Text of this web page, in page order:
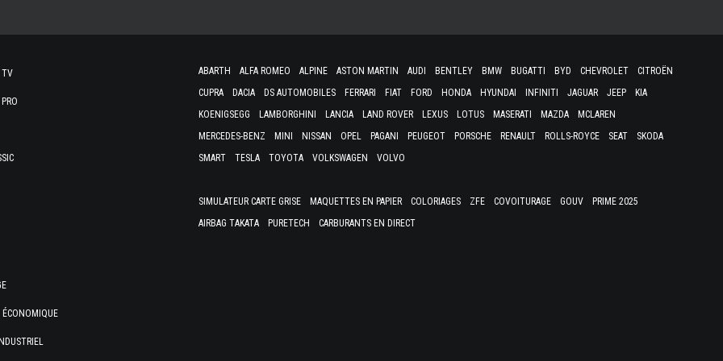
TV ABARTH ALFA ROMEO ALPINE ASTON MARTIN AUDI BENTLEY BMW BUGATTI BYD CHEVROLET
CITROËN
CUPRA
DACIA DS AUTOMOBILES FERRARI FIAT FORD HONDA HYUNDAI INFINITI JAGUAR JEEP
KIA
KOENIGSEGG
LAMBORGHINI LANCIA LAND ROVER LEXUS LOTUS MASERATI MAZDA
MCLAREN
MERCEDES-BENZ
MINI NISSAN OPEL PAGANI PEUGEOT PORSCHE RENAULT ROLLS-ROYCE SEAT
SKODA
SMART
TESLA TOYOTA VOLKSWAGEN VOLVO
SIMULATEUR CARTE GRISE MAQUETTES EN PAPIER COLORIAGES ZFE COVOITURAGE GOUV
PRIME 2025
AIRBAG TAKATA
PURETECH CARBURANTS EN DIRECT